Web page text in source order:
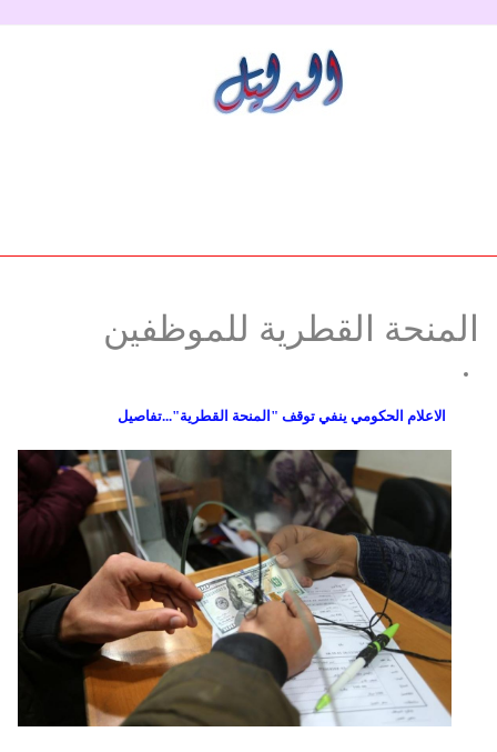
المنحة القطرية للموظفين
الاعلام الحكومي ينفي توقف "المنحة القطرية"...تفاصيل